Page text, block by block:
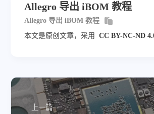
Allegro 导出 iBOM 教程
Allegro 导出 iBOM 教程
本文是原创文章，采用
CC BY-NC-ND
上一篇